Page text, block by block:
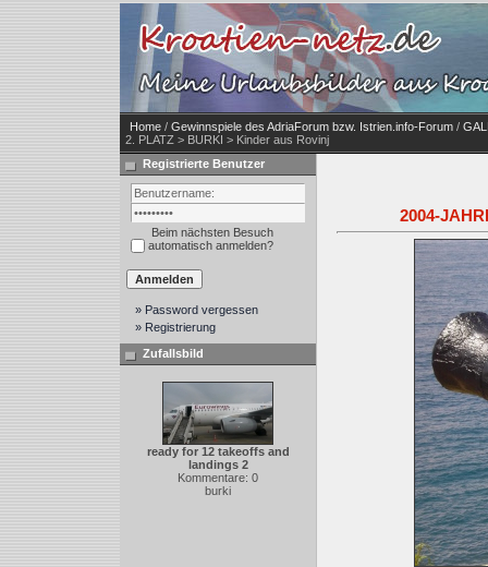
Home / Gewinnspiele des AdriaForum bzw. Istrien.info-Forum /
2. PLATZ > BURKI > Kinder aus Rovinj
Registrierte Benutzer
Beim nächsten Besuch
automatisch anmelden?
» Password vergessen
» Registrierung
Zufallsbild
ready for 12 takeoffs and
landings 2
Kommentare: 0
burki
2004-